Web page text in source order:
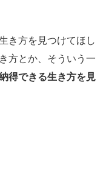
き方を見つけてほし
方とか、そういう一
得できる生き方を見